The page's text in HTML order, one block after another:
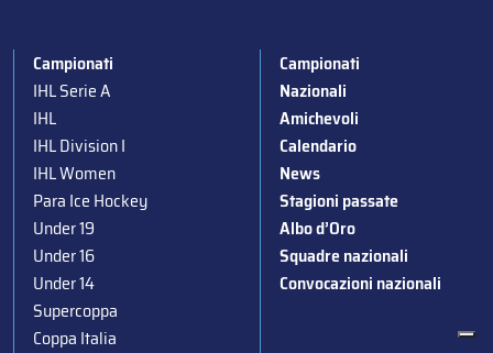
Campionati
IHL Serie A
IHL
IHL Division I
IHL Women
Para Ice Hockey
Under 19
Under 16
Under 14
Supercoppa
Coppa Italia
Campionati
Nazionali
Amichevoli
Calendario
News
Stagioni passate
Albo d’Oro
Squadre nazionali
Convocazioni nazionali